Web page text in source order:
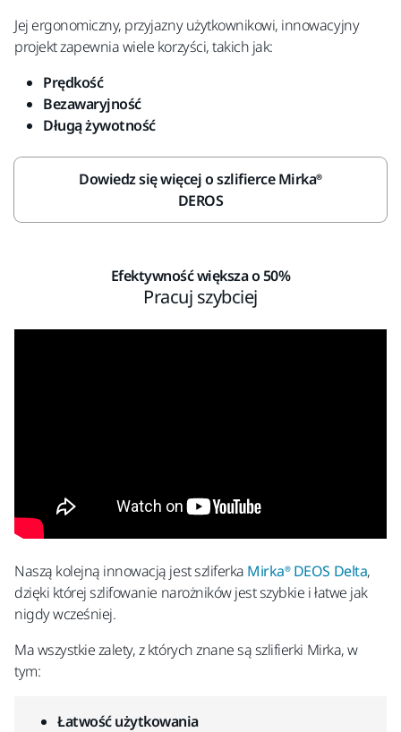
Jej ergonomiczny, przyjazny użytkownikowi, innowacyjny
projekt zapewnia wiele korzyści, takich jak:
Prędkość
Bezawaryjność
Długą żywotność
Dowiedz się więcej o szlifierce Mirka®
DEROS
Efektywność większa o 50%
Pracuj szybciej
Naszą kolejną innowacją jest szliferka Mirka® DEOS Delta,
dzięki której szlifowanie narożników jest szybkie i łatwe jak
nigdy wcześniej.
Ma wszystkie zalety, z których znane są szlifierki Mirka, w
tym:
Łatwość użytkowania